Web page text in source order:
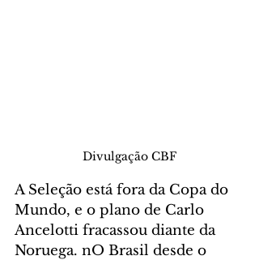
Divulgação CBF
A Seleção está fora da Copa do
Mundo, e o plano de Carlo
Ancelotti fracassou diante da
Noruega. nO Brasil desde o